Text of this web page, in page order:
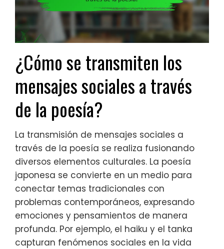
¿Cómo se transmiten los
mensajes sociales a través
de la poesía?
La transmisión de mensajes sociales a
través de la poesía se realiza fusionando
diversos elementos culturales. La poesía
japonesa se convierte en un medio para
conectar temas tradicionales con
problemas contemporáneos, expresando
emociones y pensamientos de manera
profunda. Por ejemplo, el haiku y el tanka
capturan fenómenos sociales en la vida